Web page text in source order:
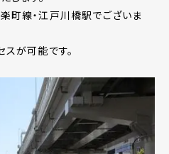
町線・江戸川橋駅でございま
が可能です。